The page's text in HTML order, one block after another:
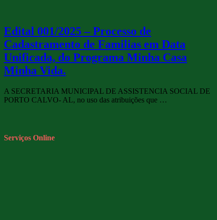
Edital 001/2025 – Processo de
Cadastramento de Familias em Data
Unificada, do Programa Minha Casa
Minha Vida.
A SECRETARIA MUNICIPAL DE ASSISTENCIA SOCIAL DE
PORTO CALVO- AL, no uso das atribuições que …
Serviços Online